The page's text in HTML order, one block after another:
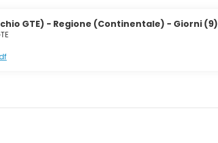
GTE) - Regione (Continentale) - Giorni (9)